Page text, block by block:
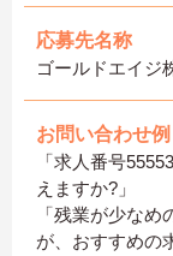
応募先名称
ゴールドエイジ
お問い合わせ例
「求人番号
えますか?」
「残業が少な
が、おすすめの